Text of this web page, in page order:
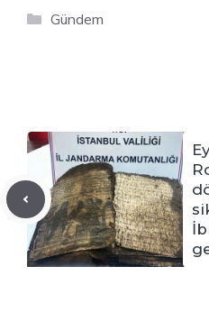
Kategoriler
Gündem